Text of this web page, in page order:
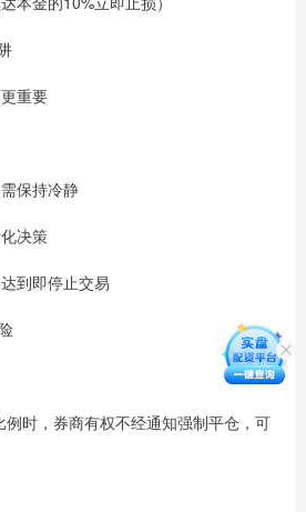
重要
保持冷静
决策
到即停止交易
时，券商有权不经通知强制平仓，可